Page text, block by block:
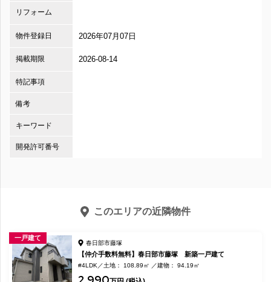
リフォーム
物件登録日 2026年07月07日
掲載期限 2026-08-14
特記事項
備考
キーワード
開発許可番号
このエリアの近隣物件
一戸建て
春日部市藤塚
【仲介手数料無料】春日部市藤塚 新築一戸建て
#4LDK 土地： 108.89㎡ 建物： 94.19㎡